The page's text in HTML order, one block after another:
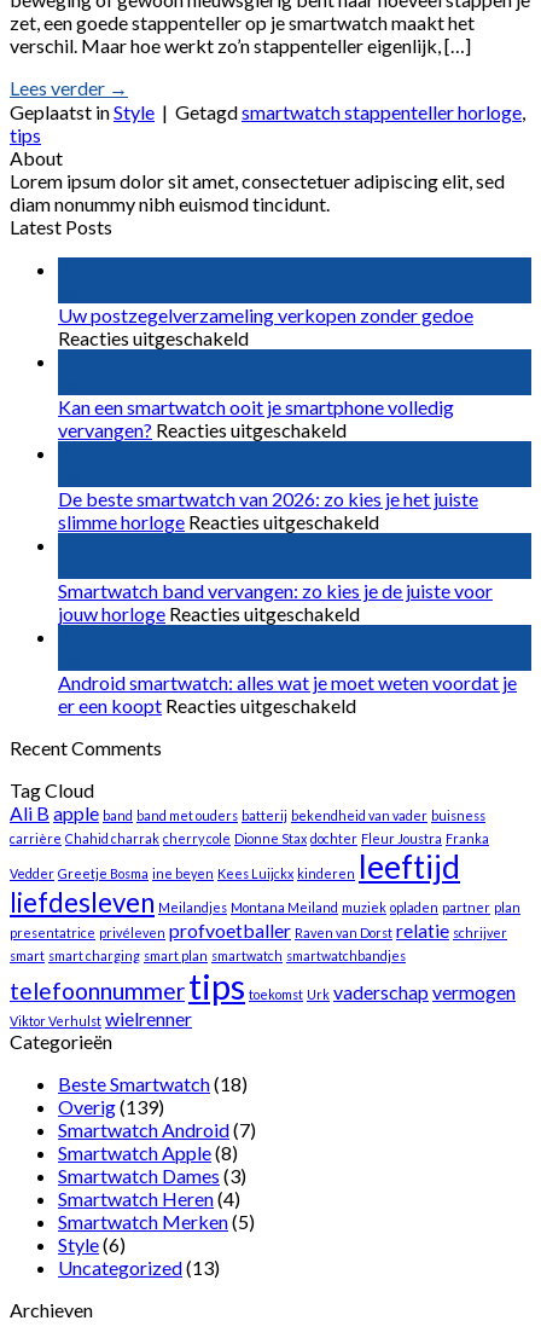
zet, een goede stappenteller op je smartwatch maakt het
verschil. Maar hoe werkt zo’n stappenteller eigenlijk, […]
Lees verder →
Geplaatst inStyle | Getagdsmartwatch stappenteller horloge
tips
About
Lorem ipsum dolor sit amet, consectetuer adipiscing elit, sed
diam nonummy nibh euismod tincidunt.
Latest Posts
Uw postzegelverzameling verkopen zonder gedoe
Reacties uitgeschakeldvoor
verkopen
zonder
Kan een smartwatch ooit je smartphone volledig
vervangen? Reacties uitgeschakeldvoor
smartwatch
ooit
volledig
vervangen?
De beste smartwatch van 2026: zo kies je het juiste
slimme horloge Reacties uitgeschakeldvoor
smartwatch
kies
Smartwatch band vervangen: zo kies je de juiste voor
jouw horloge Reacties uitgeschakeldvoor
vervangen:
voor
jouw
horloge
Android smartwatch: alles wat je moet weten voordat je
er een koopt Reacties uitgeschakeldvoor
je
moet
weten
voordat
je
er
een
Recent Comments
Tag Cloud
Ali B apple band band met ouders batterij bekendheid van vader buisness
carrière Chahid charrak cherry cole Dionne Stax dochter Fleur Joustra Franka
Vedder Greetje Bosma ine beyen Kees Luijckx kinderen leeftijd
liefdesleven Meilandjes Montana Meiland muziek opladen partner plan
presentatrice privéleven profvoetballer Raven van Dorst relatie schrijver
smart smart charging smart plan smartwatch smartwatchbandjes
telefoonnummertips toekomst Urk vaderschap vermogen
Viktor Verhulst wielrenner
Categorieën
Beste Smartwatch(18)
Overig(139)
Smartwatch Android(7)
Smartwatch Apple(8)
Smartwatch Dames (3)
Smartwatch Heren(4)
Smartwatch Merken(5)
Style(6)
Uncategorized(13)
Archieven